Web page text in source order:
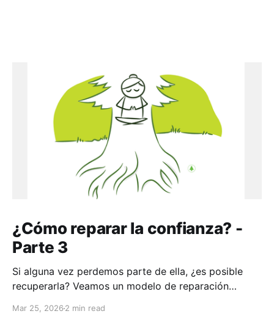
¿Cómo reparar la confianza? -
Parte 3
Si alguna vez perdemos parte de ella, ¿es posible
recuperarla? Veamos un modelo de reparación
Mar 25, 2026 2 min read